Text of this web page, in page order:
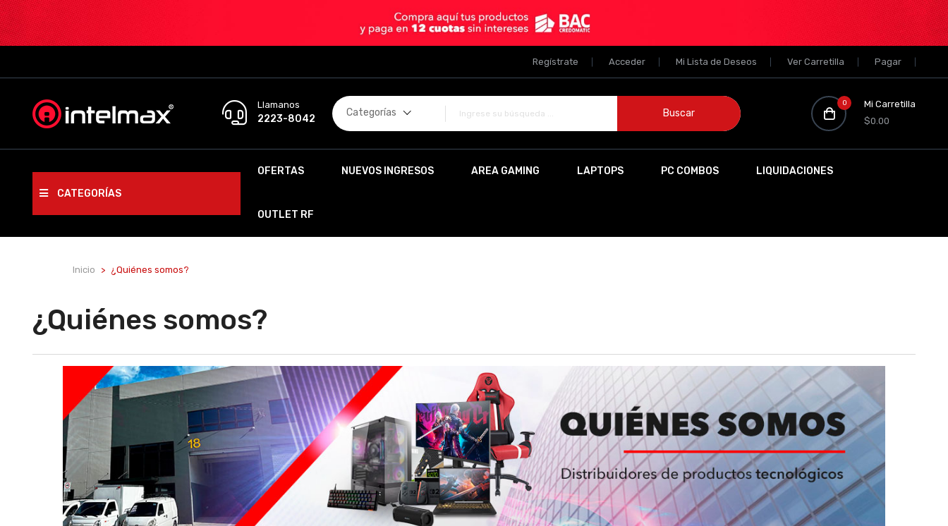
Regístrate Acceder Mi Lista de Deseos Ver Carretilla Pagar
Llamanos
2223-8042 Buscar
Categorías
0
Mi Carretilla
$0.00
CATEGORÍAS
OFERTAS NUEVOS INGRESOS AREA GAMING LAPTOPS PC COMBOS LIQUIDACIONES
OUTLET RF
Inicio ¿Quiénes somos?
¿Quiénes somos?